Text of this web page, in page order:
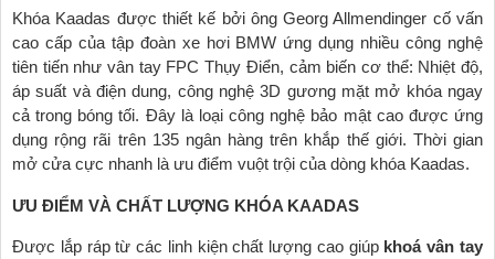
Khóa Kaadas được thiết kế bởi ông Georg Allmendinger cố vấn
cao cấp của tập đoàn xe hơi BMW ứng dụng nhiều công nghệ
tiên tiến như vân tay FPC Thụy Điển, cảm biến cơ thể: Nhiệt độ,
áp suất và điện dung, công nghệ 3D gương mặt mở khóa ngay
cả trong bóng tối. Đây là loại công nghệ bảo mật cao được ứng
dụng rộng rãi trên 135 ngân hàng trên khắp thế giới. Thời gian
mở cửa cực nhanh là ưu điểm vuột trội của dòng khóa Kaadas.
ƯU ĐIỂM VÀ CHẤT LƯỢNG KHÓA KAADAS
Được lắp ráp từ các linh kiện chất lượng cao giúp khoá vân tay